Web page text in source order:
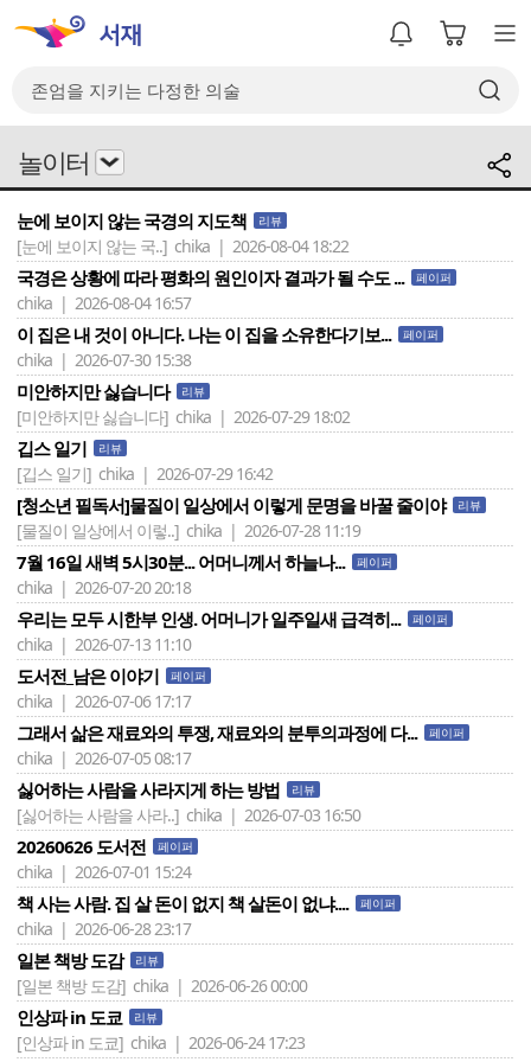
놀이터
눈에 보이지 않는 국경의 지도책 리뷰
[눈에 보이지 않는 국..] chika | 2026-08-04 18:22
국경은 상황에 따라 평화의 원인이자 결과가 될 수도 ... 페이퍼
chika | 2026-08-04 16:57
이 집은 내 것이 아니다. 나는 이 집을 소유한다기보... 페이퍼
chika | 2026-07-30 15:38
미안하지만 싫습니다 리뷰
[미안하지만 싫습니다] chika | 2026-07-29 18:02
깁스 일기 리뷰
[깁스 일기] chika | 2026-07-29 16:42
[청소년 필독서]물질이 일상에서 이렇게 문명을 바꿀 줄이야 리뷰
[물질이 일상에서 이렇..] chika | 2026-07-28 11:19
7월 16일 새벽 5시30분... 어머니께서 하늘나... 페이퍼
chika | 2026-07-20 20:18
우리는 모두 시한부 인생. 어머니가 일주일새 급격히... 페이퍼
chika | 2026-07-13 11:10
도서전_남은 이야기 페이퍼
chika | 2026-07-06 17:17
그래서 삶은 재료와의 투쟁, 재료와의 분투의과정에 다... 페이퍼
chika | 2026-07-05 08:17
싫어하는 사람을 사라지게 하는 방법 리뷰
[싫어하는 사람을 사라..] chika | 2026-07-03 16:50
20260626 도서전 페이퍼
chika | 2026-07-01 15:24
책 사는 사람. 집 살 돈이 없지 책 살돈이 없냐.... 페이퍼
chika | 2026-06-28 23:17
일본 책방 도감 리뷰
[일본 책방 도감] chika | 2026-06-26 00:00
인상파 in 도쿄 리뷰
[인상파 in 도쿄] chika | 2026-06-24 17:23